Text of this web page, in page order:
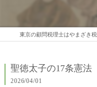
聖徳太子の17条憲法
2026/04/01